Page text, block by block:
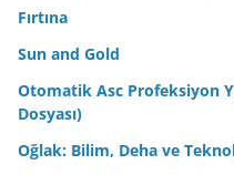
Fırtına
Sun and Gold
Otomatik Asc Profeksiyon
Dosyası)
Oğlak: Bilim, Deha ve